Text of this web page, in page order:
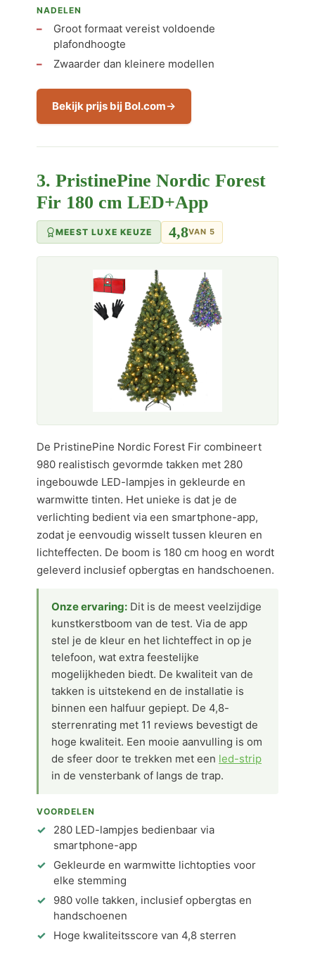
NADELEN
Groot formaat vereist voldoende
plafondhoogte
Zwaarder dan kleinere modellen
Bekijk prijs bij Bol.com
3. PristinePine Nordic Forest
Fir 180 cm LED+App
MEEST LUXE KEUZE 4,8VAN 5
De PristinePine Nordic Forest Fir combineert
980 realistisch gevormde takken met 280
ingebouwde LED-lampjes in gekleurde en
warmwitte tinten. Het unieke is dat je de
verlichting bedient via een smartphone-app,
zodat je eenvoudig wisselt tussen kleuren en
lichteffecten. De boom is 180 cm hoog en wordt
geleverd inclusief opbergtas en handschoenen.
Onze ervaring: Dit is de meest veelzijdige
kunstkerstboom van de test. Via de app
stel je de kleur en het lichteffect in op je
telefoon, wat extra feestelijke
mogelijkheden biedt. De kwaliteit van de
takken is uitstekend en de installatie is
binnen een halfuur gepiept. De 4,8-
sterrenrating met 11 reviews bevestigt de
hoge kwaliteit. Een mooie aanvulling is om
de sfeer door te trekken met een led-strip
in de vensterbank of langs de trap.
VOORDELEN
280 LED-lampjes bedienbaar via
smartphone-app
Gekleurde en warmwitte lichtopties voor
elke stemming
980 volle takken, inclusief opbergtas en
handschoenen
Hoge kwaliteitsscore van 4,8 sterren